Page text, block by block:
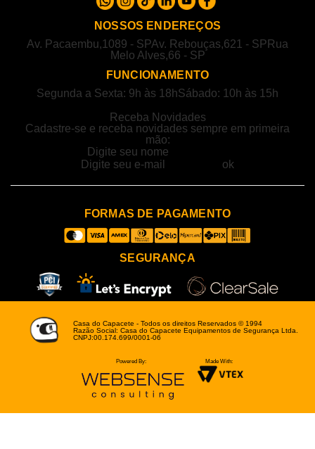
NOSSOS ENDEREÇOS
Av. Pacaembu,1089 - SPAv. Rebouças,621 - SP Rua
Melo Alves,66 - SP
FUNCIONAMENTO
Segunda a Sexta: 9h às 18hSábado: 10h às 15h
Receba Novidades
Cadastre-se e receba novidades sempre em primeira
mão:
FORMAS DE PAGAMENTO
SEGURANÇA
Casa do Capacete - Todos os direitos Reservados © 1994
Razão Social: Casa do Capacete Equipamentos de Segurança Ltda.
CNPJ:00.174.699/0001-06
Powered By: Made With: